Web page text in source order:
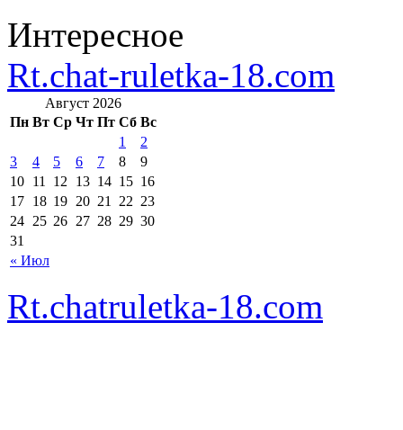
Интересное
Rt.chat-ruletka-18.com
Август 2026
Пн Вт Ср Чт Пт Сб Вс
« Июл
1
2
3
4 5 6 7 8
9
10 11 12 13 14 15 16
17 18 19 20 21 22 23
24 25 26 27 28 29 30
31
Rt.chatruletka-18.com